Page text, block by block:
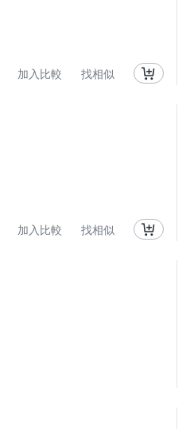
加入比較 找相似
加入比較 找相似